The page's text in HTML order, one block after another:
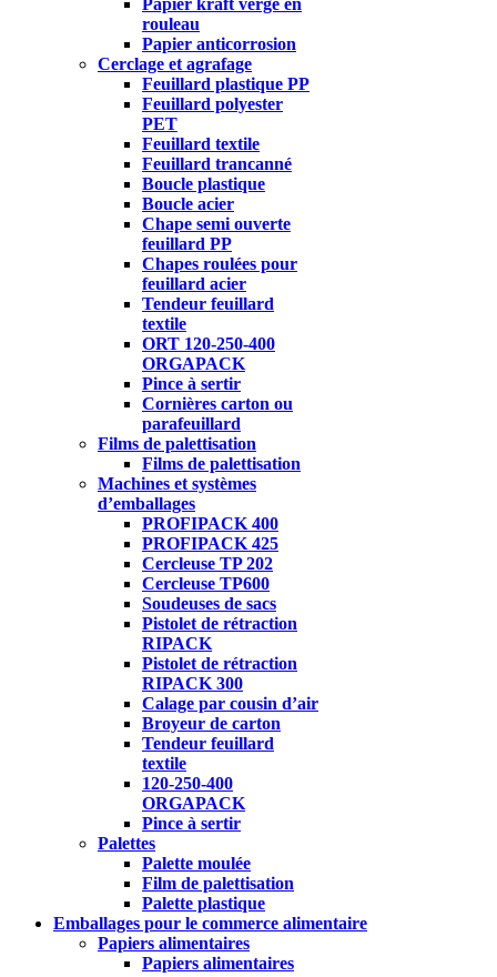
Papier kraft vergé en
rouleau
Papier anticorrosion
Cerclage et agrafage
Feuillard plastique PP
Feuillard polyester
PET
Feuillard textile
Feuillard trancanné
Boucle plastique
Boucle acier
Chape semi ouverte
feuillard PP
Chapes roulées pour
feuillard acier
Tendeur feuillard
textile
ORT 120-250-400
ORGAPACK
Pince à sertir
Cornières carton ou
parafeuillard
Films de palettisation
Films de palettisation
Machines et systèmes
d’emballages
PROFIPACK 400
PROFIPACK 425
Cercleuse TP 202
Cercleuse TP600
Soudeuses de sacs
Pistolet de rétraction
RIPACK
Pistolet de rétraction
RIPACK 300
Calage par cousin d’air
Broyeur de carton
Tendeur feuillard
textile
120-250-400
ORGAPACK
Pince à sertir
Palettes
Palette moulée
Film de palettisation
Palette plastique
Emballages pour le commerce alimentaire
Papiers alimentaires
Papiers alimentaires